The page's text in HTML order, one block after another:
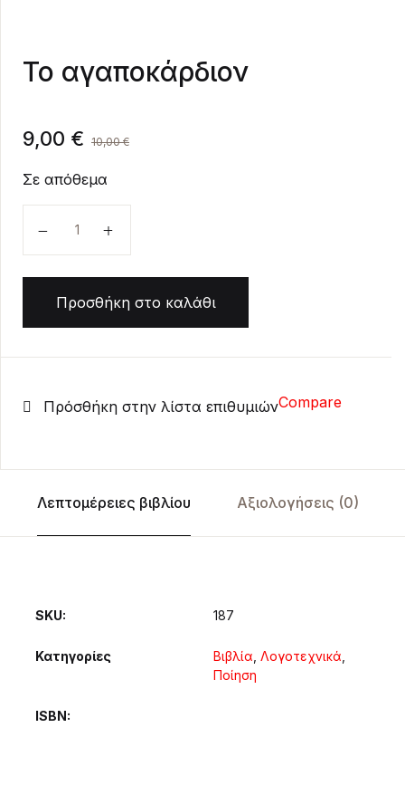
Το αγαποκάρδιον
9,00 € 10,00€
Σε απόθεμα
Προσθήκη στο καλάθι
Πρόσθήκη στην λίστα επιθυμιώνCompare
Λεπτομέρειες βιβλίου Αξιολογήσεις (0)
SKU: 187
Κατηγορίες Βιβλία Λογοτεχνικά
Ποίηση
ISBN